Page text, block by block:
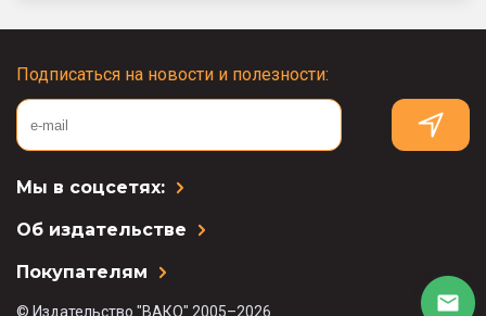
Подписаться на новости и полезности:
Мы в соцсетях:
Об издательстве
Покупателям
© Издательство "ВАКО" 2005–2026